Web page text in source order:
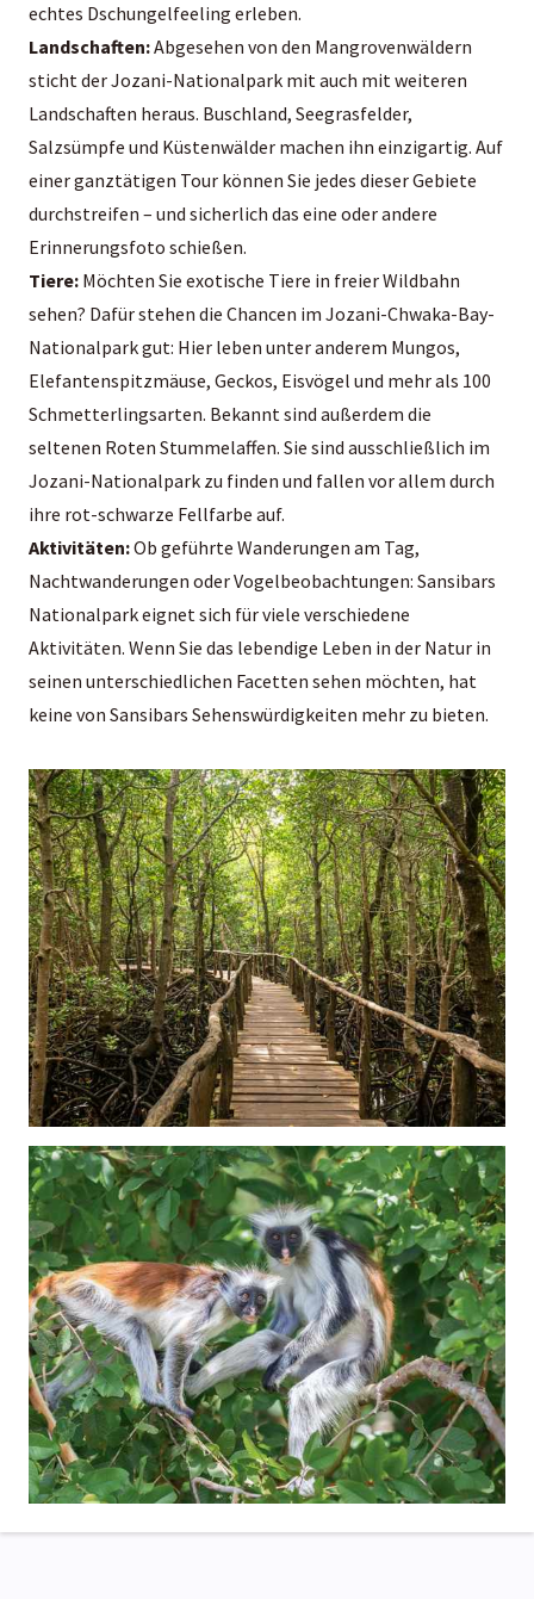
echtes Dschungelfeeling erleben.
Landschaften:Abgesehen von den Mangrovenwäldern
sticht der Jozani-Nationalpark mit auch mit weiteren
Landschaften heraus. Buschland, Seegrasfelder,
Salzsümpfe und Küstenwälder machen ihn einzigartig. Auf
einer ganztätigen Tour können Sie jedes dieser Gebiete
durchstreifen – und sicherlich das eine oder andere
Erinnerungsfoto schießen.
Tiere: Möchten Sie exotische Tiere in freier Wildbahn
sehen? Dafür stehen die Chancen im Jozani-Chwaka-Bay-
Nationalpark gut: Hier leben unter anderem Mungos,
Elefantenspitzmäuse, Geckos, Eisvögel und mehr als 100
Schmetterlingsarten. Bekannt sind außerdem die
seltenen Roten Stummelaffen. Sie sind ausschließlich im
Jozani-Nationalpark zu finden und fallen vor allem durch
ihre rot-schwarze Fellfarbe auf.
Aktivitäten:Ob geführte Wanderungen am Tag,
Nachtwanderungen oder Vogelbeobachtungen: Sansibars
Nationalpark eignet sich für viele verschiedene
Aktivitäten. Wenn Sie das lebendige Leben in der Natur in
seinen unterschiedlichen Facetten sehen möchten, hat
keine von Sansibars Sehenswürdigkeiten mehr zu bieten.